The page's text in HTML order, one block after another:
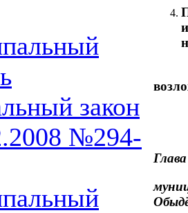
закон
№294-